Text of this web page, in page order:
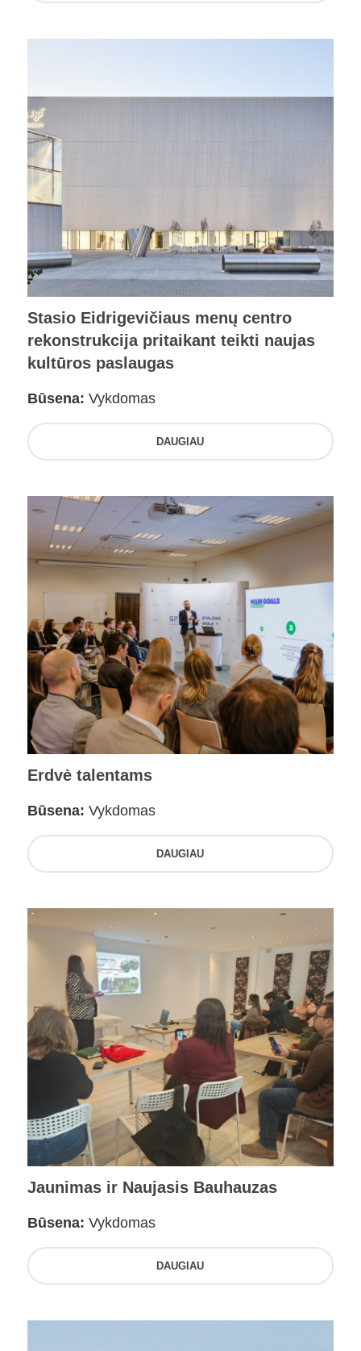
Stasio Eidrigevičiaus menų centro
rekonstrukcija pritaikant teikti naujas
kultūros paslaugas
Būsena: Vykdomas
DAUGIAU
Erdvė talentams
Būsena: Vykdomas
DAUGIAU
Jaunimas ir Naujasis Bauhauzas
Būsena: Vykdomas
DAUGIAU